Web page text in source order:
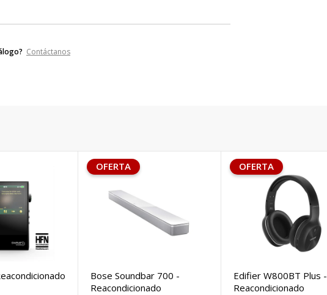
Contáctanos
OFERTA
Bose Soundbar 700 -
Reacondicionado
OFERTA
Edifier W800BT Plus -
Reacondicionado